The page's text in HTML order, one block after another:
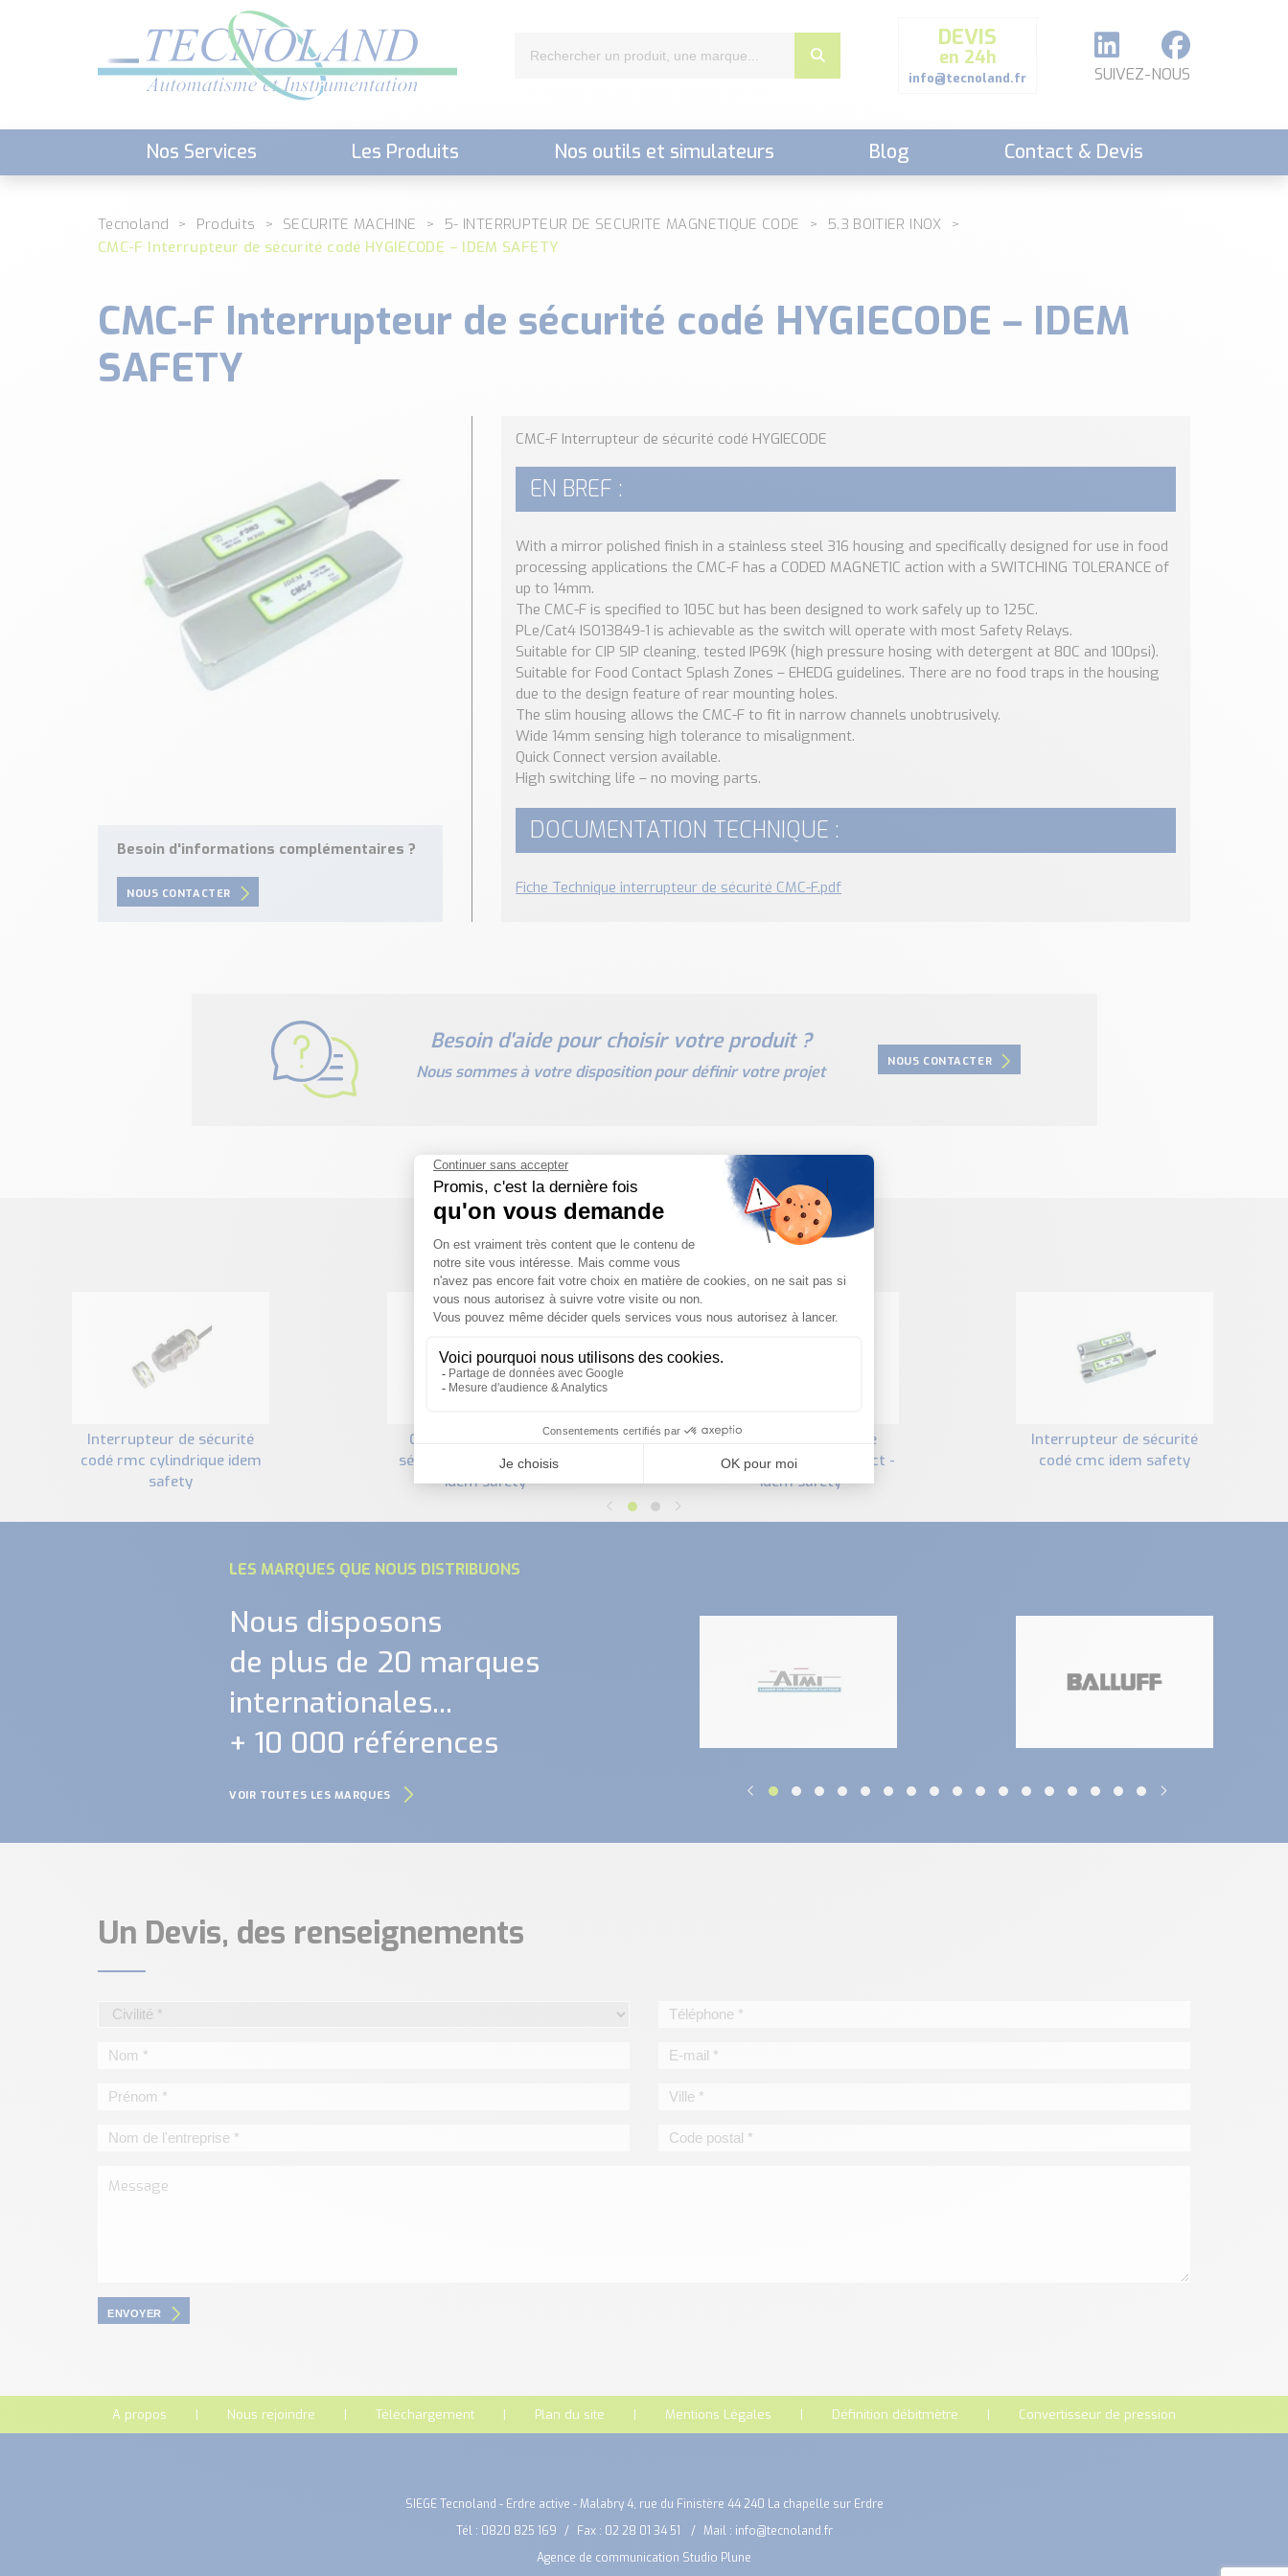
DEVIS
en 24h
info@tecnoland.fr SUIVEZ-NOUS
Nos Services Les Produits Nos outils et simulateurs Blog Contact & Devis
Tecnoland Produits SECURITE MACHINE 5- INTERRUPTEUR DE SECURITE MAGNETIQUE CODE
5.3 BOITIER INOX
CMC-F Interrupteur de sécurité codé HYGIECODE – IDEM SAFETY
CMC-F Interrupteur de sécurité codé HYGIECODE – IDEM
SAFETY
Besoin d'informations complémentaires ?
NOUS CONTACTER
CMC-F Interrupteur de sécurité codé HYGIECODE
EN BREF :
With a mirror polished finish in a stainless steel 316 housing and specifically designed for use in food
processing applications the CMC-F has a CODED MAGNETIC action with a SWITCHING TOLERANCE of
up to 14mm.
The CMC-F is specified to 105C but has been designed to work safely up to 125C.
PLe/Cat4 ISO13849-1 is achievable as the switch will operate with most Safety Relays.
Suitable for CIP SIP cleaning, tested IP69K (high pressure hosing with detergent at 80C and 100psi).
Suitable for Food Contact Splash Zones – EHEDG guidelines. There are no food traps in the housing
due to the design feature of rear mounting holes.
The slim housing allows the CMC-F to fit in narrow channels unobtrusively.
Wide 14mm sensing high tolerance to misalignment.
Quick Connect version available.
High switching life – no moving parts.
DOCUMENTATION TECHNIQUE :
Fiche Technique interrupteur de sécurité CMC-F.pdf
Besoin d'aide pour choisir votre produit ?
Nous sommes à votre disposition pour définir votre projet NOUS CONTACTER
PRODUITS SIMILAIRES
interrupteur de sécurité
codé rmc cylindrique idem
safety
cmc-f interrupteur de
sécurité codé hygiecode -
idem safety
wmc : interrupteur de
sécurité codé non contact -
idem safety
interrupteur de sécurité
codé cmc idem safety
LES MARQUES QUE NOUS DISTRIBUONS
Nous disposons
de plus de 20 marques
internationales...
+ 10 000 références
VOIR TOUTES LES MARQUES
Un Devis, des renseignements
ENVOYER
A propos Nous rejoindre Téléchargement Plan du site Mentions Légales Définition débitmètre Convertisseur de pression
SIEGE Tecnoland - Erdre active - Malabry 4, rue du Finistère 44 240 La chapelle sur Erdre
Tél : 0820 825 169 Fax : 02 28 01 34 51 Mail : info@tecnoland.fr
Agence de communication Studio Plune